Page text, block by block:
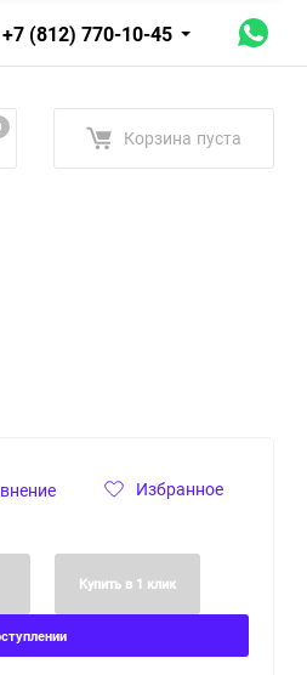
+7 (812) 770-10-45
Корзина пуста
Избранное
Купить в 1 клик